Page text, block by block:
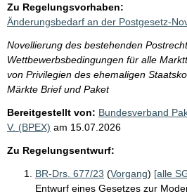
i
s
s
e
p
r
o
S
Zu Regelungsvorhaben:
Änderungsbedarf an der Postgesetz-
Novellierung des bestehenden
Wettbewerbsbedingungen für alle
von Privilegien des ehemaligen
Märkte Brief und Paket
Bereitgestellt von: Bundesverband
V. (BPEX) am 15.07.2026
Zu Regelungsentwurf:
BR-Drs. 677/23 (Vorgang) [alle
Entwurf eines Gesetzes zur